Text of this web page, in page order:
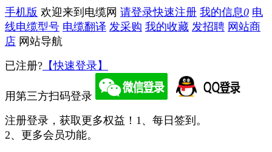
手机版 欢迎来到电缆网 请登录快速注册 我的信息0 电
线电缆型号 电缆翻译 发采购 我的收藏 发招聘 网站商
店 网站导航
已注册? 【快速登录】
用第三方扫码登录
注册登录，获取更多权益！ 1、每日签到。
2、更多会员功能。